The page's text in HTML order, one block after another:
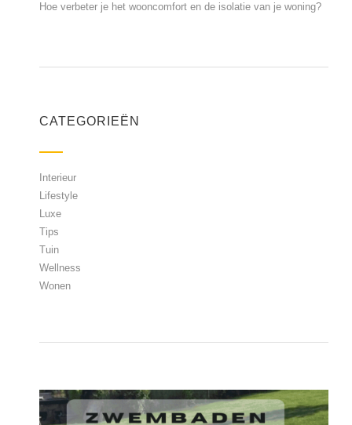
Hoe verbeter je het wooncomfort en de isolatie van je woning?
CATEGORIEËN
Interieur
Lifestyle
Luxe
Tips
Tuin
Wellness
Wonen